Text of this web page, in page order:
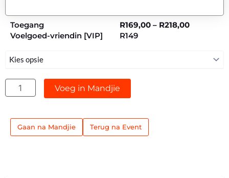
Toegang R169,00 – R218,00Price
R218,00
Voelgoed-vriendin [VIP] R149
Menlyn
Teater
quantity
Voeg in Mandjie
Gaan na Mandjie Terug na Event